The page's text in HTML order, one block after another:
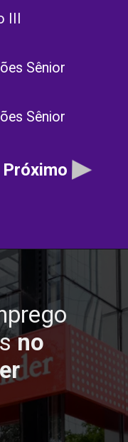
Sênior
Sênior
Próximo
no